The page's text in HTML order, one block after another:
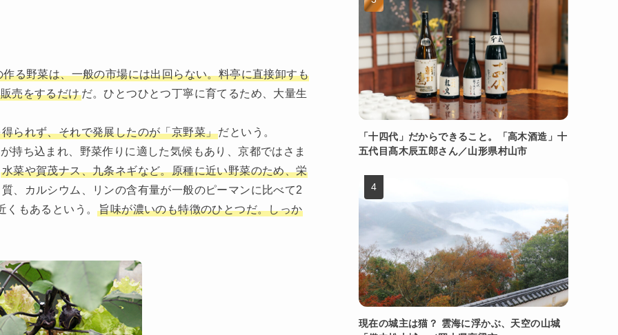
る野菜は、一般の市場には出回らない。料亭に直接卸すも
売をするだけだ。ひとつひとつ丁寧に育てるため、大量生
られず、それで発展したのが「京野菜」だという。
持ち込まれ、野菜作りに適した気候もあり、京都ではさま
水菜や賀茂ナス、九条ネギなど。原種に近い野菜のため、栄
、カルシウム、リンの含有量が一般のピーマンに比べて2
くもあるという。旨味が濃いのも特徴のひとつだ。しっか
「十四代」だからできること。「高木酒造」十
五代目髙木辰五郎さん／山形県村山市
現在の城主は猫？ 雲海に浮かぶ、天空の山城